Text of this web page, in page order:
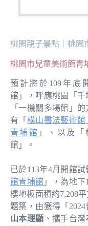
桃園親子景點｜桃園
桃園市兒童美術館青
預計將於109年底
館」，呼應桃園「
「一機關多場館」
有「 橫山書法藝術館
青埔館 」、以及
館」。
已於113年4月開館
館青埔館 」，為地
樓地板面積約7,208
題築，由獲得「
山本理顯 、攜手台灣